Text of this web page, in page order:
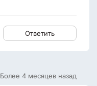
Ответить
Более 4 месяцев назад